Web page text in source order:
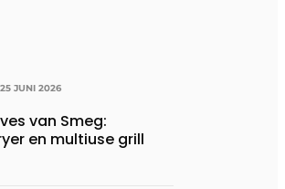
25 JUNI 2026
van Smeg:
en multiuse grill